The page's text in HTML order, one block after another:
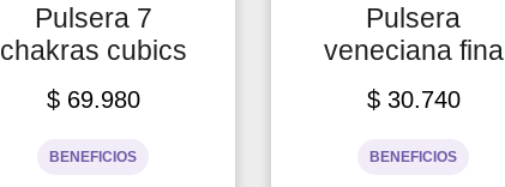
Pulsera 7
chakras cubics
$69.980
BENEFICIOS
Pulsera
veneciana fina
$30.740
BENEFICIOS